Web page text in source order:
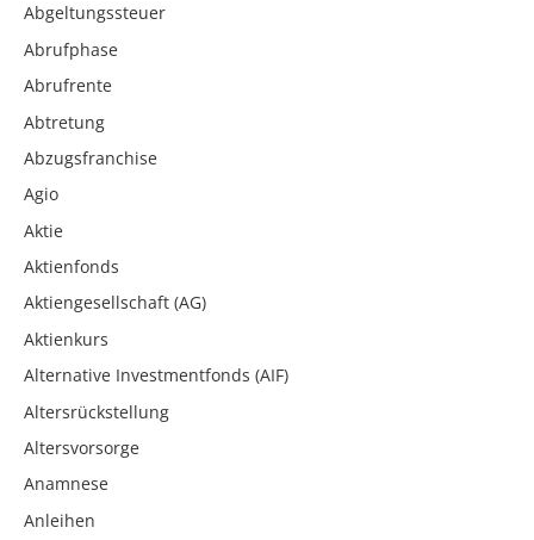
Abgeltungssteuer
Abrufphase
Abrufrente
Abtretung
Abzugsfranchise
Agio
Aktie
Aktienfonds
Aktiengesellschaft (AG)
Aktienkurs
Alternative Investmentfonds (AIF)
Altersrückstellung
Altersvorsorge
Anamnese
Anleihen